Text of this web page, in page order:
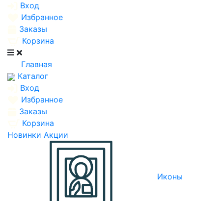
Вход
Избранное
Заказы
Корзина
Главная
Каталог
Вход
Избранное
Заказы
Корзина
Новинки Акции
Иконы